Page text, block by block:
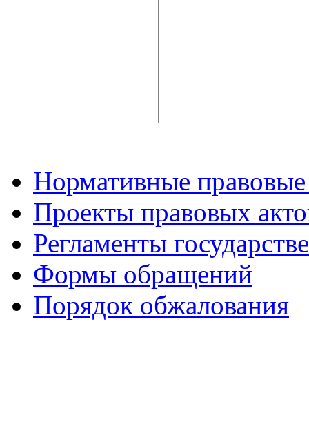
Нормативные
Проекты правовых
Регламенты
Формы обращений
Порядок обжалования